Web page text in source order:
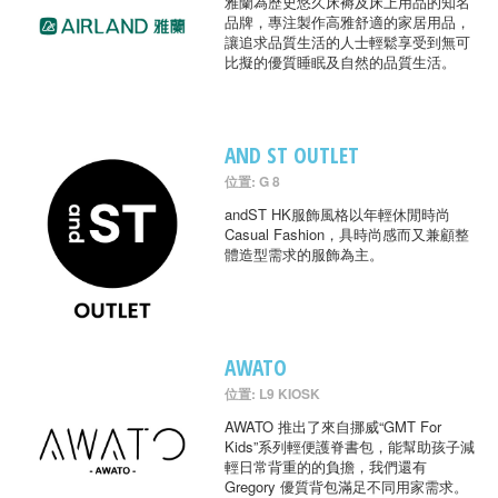
品牌，專注製作高雅舒適的家居用品，
讓追求品質生活的人士輕鬆享受到無可
比擬的優質睡眠及自然的品質生活。
AND ST OUTLET
位置: G 8
andST HK服飾風格以年輕休閒時尚
Casual Fashion，具時尚感而又兼顧整
體造型需求的服飾為主。
AWATO
位置: L9 KIOSK
AWATO 推出了來自挪威“GMT For
Kids”系列輕便護脊書包，能幫助孩子減
輕日常背重的的負擔，我們還有
Gregory 優質背包滿足不同用家需求。